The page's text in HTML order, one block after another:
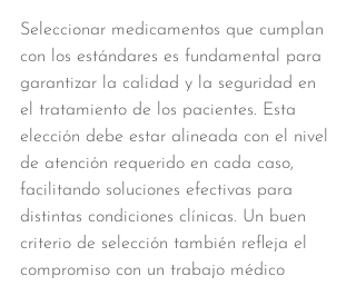
Seleccionar medicamentos que cumplan
con los estándares es fundamental para
garantizar la calidad y la seguridad en
el tratamiento de los pacientes. Esta
elección debe estar alineada con el nivel
de atención requerido en cada caso,
facilitando soluciones efectivas para
distintas condiciones clínicas. Un buen
criterio de selección también refleja el
compromiso con un trabajo médico